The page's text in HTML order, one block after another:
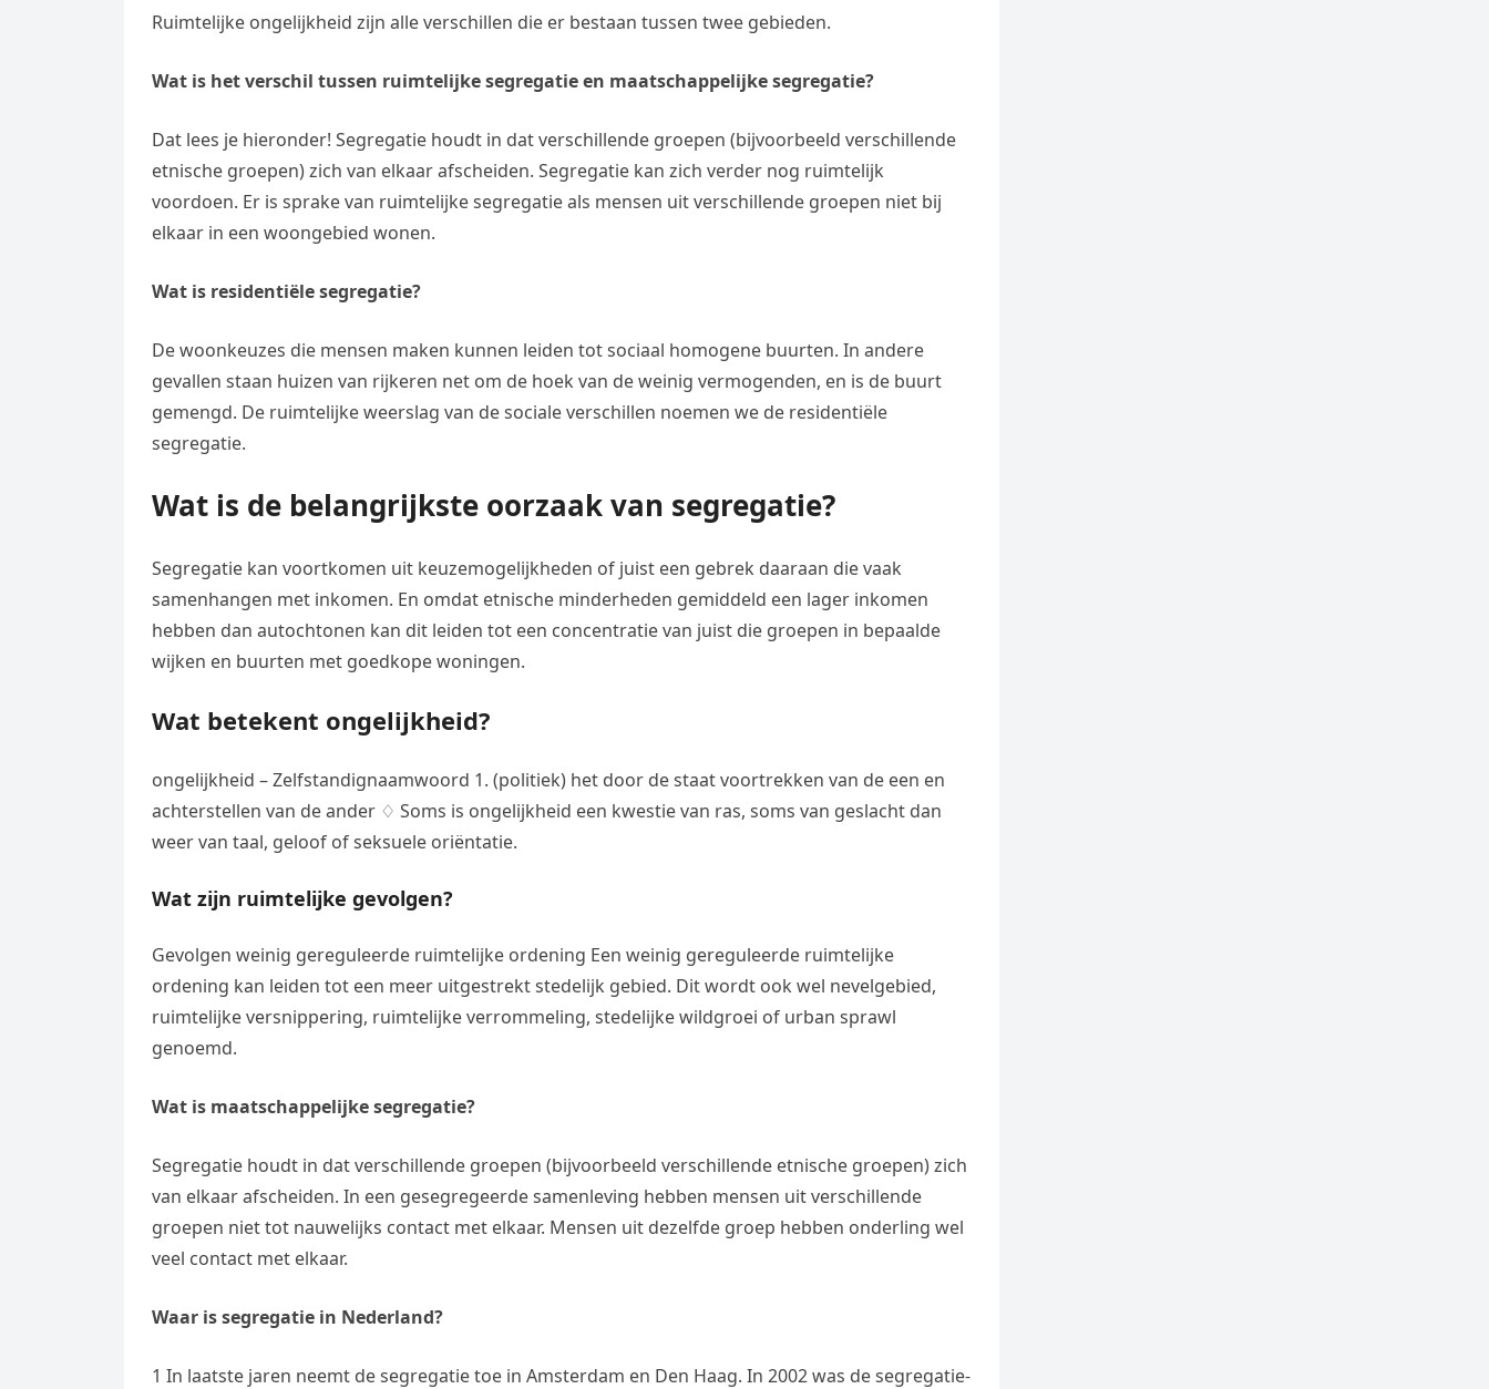
Ruimtelijke ongelijkheid zijn alle verschillen die er bestaan tussen twee gebieden.
Wat is het verschil tussen ruimtelijke segregatie en maatschappelijke segregatie?
Dat lees je hieronder! Segregatie houdt in dat verschillende groepen (bijvoorbeeld verschillende
etnische groepen) zich van elkaar afscheiden. Segregatie kan zich verder nog ruimtelijk
voordoen. Er is sprake van ruimtelijke segregatie als mensen uit verschillende groepen niet bij
elkaar in een woongebied wonen.
Wat is residentiële segregatie?
De woonkeuzes die mensen maken kunnen leiden tot sociaal homogene buurten. In andere
gevallen staan huizen van rijkeren net om de hoek van de weinig vermogenden, en is de buurt
gemengd. De ruimtelijke weerslag van de sociale verschillen noemen we de residentiële
segregatie.
Wat is de belangrijkste oorzaak van segregatie?
Segregatie kan voortkomen uit keuzemogelijkheden of juist een gebrek daaraan die vaak
samenhangen met inkomen. En omdat etnische minderheden gemiddeld een lager inkomen
hebben dan autochtonen kan dit leiden tot een concentratie van juist die groepen in bepaalde
wijken en buurten met goedkope woningen.
Wat betekent ongelijkheid?
ongelijkheid – Zelfstandignaamwoord 1. (politiek) het door de staat voortrekken van de een en
achterstellen van de ander ♢ Soms is ongelijkheid een kwestie van ras, soms van geslacht dan
weer van taal, geloof of seksuele oriëntatie.
Wat zijn ruimtelijke gevolgen?
Gevolgen weinig gereguleerde ruimtelijke ordening Een weinig gereguleerde ruimtelijke
ordening kan leiden tot een meer uitgestrekt stedelijk gebied. Dit wordt ook wel nevelgebied,
ruimtelijke versnippering, ruimtelijke verrommeling, stedelijke wildgroei of urban sprawl
genoemd.
Wat is maatschappelijke segregatie?
Segregatie houdt in dat verschillende groepen (bijvoorbeeld verschillende etnische groepen) zich
van elkaar afscheiden. In een gesegregeerde samenleving hebben mensen uit verschillende
groepen niet tot nauwelijks contact met elkaar. Mensen uit dezelfde groep hebben onderling wel
veel contact met elkaar.
Waar is segregatie in Nederland?
1 In laatste jaren neemt de segregatie toe in Amsterdam en Den Haag. In 2002 was de segregatie-